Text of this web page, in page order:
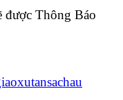
được Thông Báo